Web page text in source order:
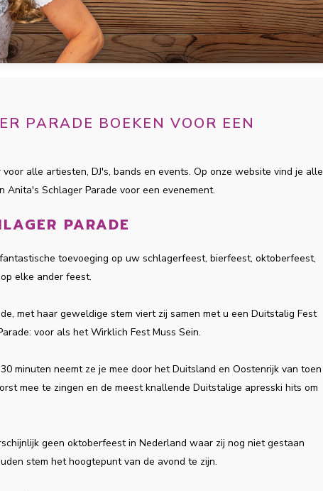
PARADE BOEKEN VOOR EEN
alle artiesten, DJ's, bands en events. Op onze website vind je alle
Schlager Parade voor een evenement.
PARADE
toevoeging op uw schlagerfeest, bierfeest, oktoberfeest,
elke ander feest.
met haar geweldige stem viert zij samen met u een Duitstalig Fest
voor als het Wirklich Fest Muss Sein.
minuten neemt ze je mee door het Duitsland en Oostenrijk van toen
mee te zingen en de meest knallende Duitstalige apresski hits om
geen oktoberfeest in Nederland waar zij nog niet gestaan
stem het hoogtepunt van de avond te zijn.